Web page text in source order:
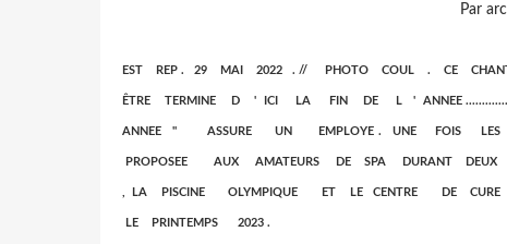
Par
EST REP . 29 MAI 2022 . // PHOTO COUL . CE
ÊTRE TERMINE D ' ICI LA FIN DE L ' ANNEE
ANNEE " ASSURE UN EMPLOYE . UNE FOIS
PROPOSEE AUX AMATEURS DE SPA DURANT
, LA PISCINE OLYMPIQUE ET LE CENTRE DE
LE PRINTEMPS 2023 .